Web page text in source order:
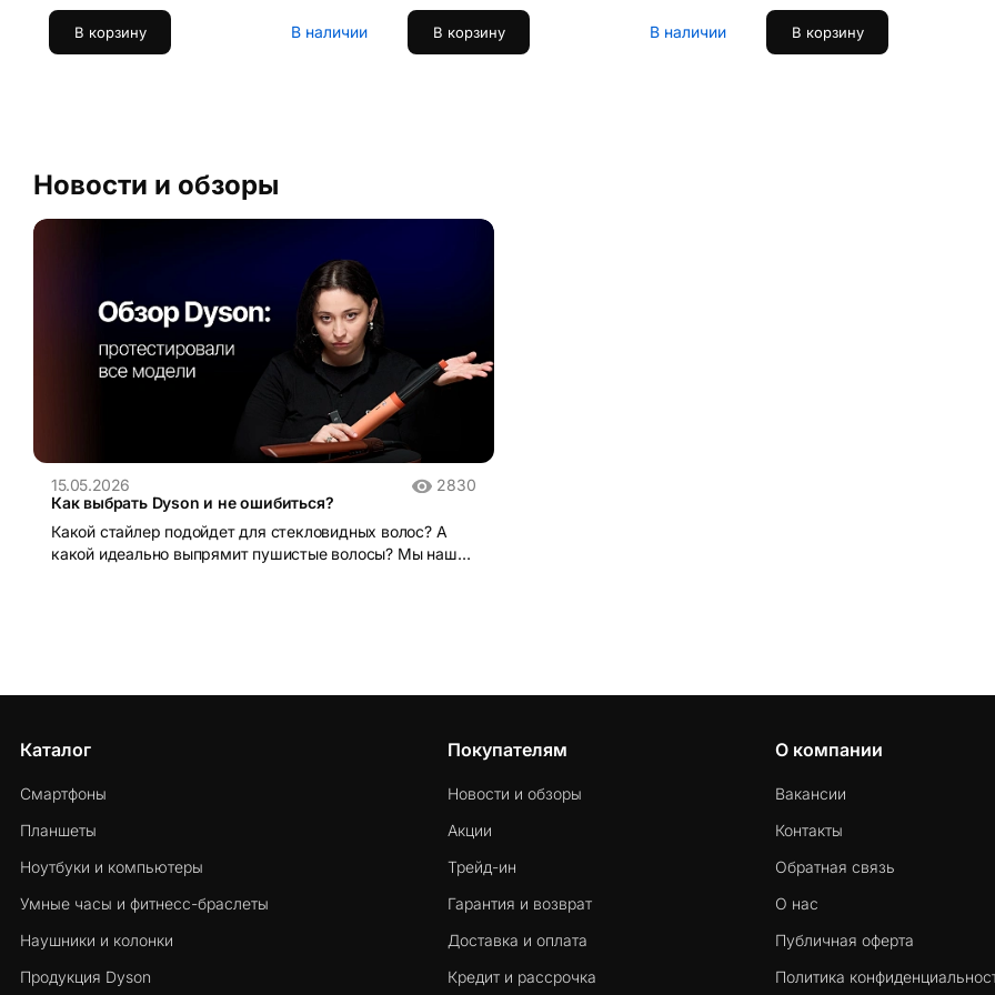
В корзину В наличии В корзину В наличии В корзину
Новости и обзоры
15.05.2026
2830
Как выбрать Dyson и не ошибиться?
Какой стайлер подойдет для стекловидных волос? А
какой идеально выпрямит пушистые волосы? Мы нашли
Каталог
Смартфоны
Планшеты
Ноутбуки и компьютеры
Умные часы и фитнесс-браслеты
Наушники и колонки
Продукция Dyson
Покупателям
Новости и обзоры
Акции
Трейд-ин
Гарантия и возврат
Доставка и оплата
Кредит и рассрочка
О компании
Вакансии
Контакты
Обратная связь
О нас
Публичная оферта
Политика